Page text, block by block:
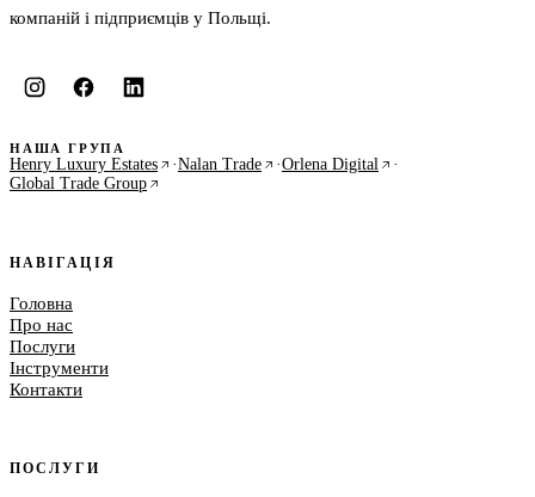
компаній і підприємців у Польщі.
НАША ГРУПА
Henry Luxury Estates ·Nalan Trade ·Orlena Digital
·
Global Trade Group
НАВІГАЦІЯ
Головна
Про нас
Послуги
Інструменти
Контакти
ПОСЛУГИ